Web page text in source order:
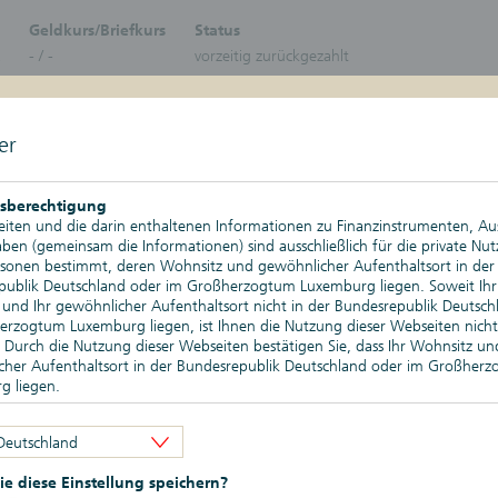
und die darin enthaltenen Informationen zu Finanzinstrumenten,
(gemeinsam die Informationen) sind ausschließlich für die private
bestimmt, deren Wohnsitz und gewöhnlicher Aufenthaltsort in der
Deutschland oder im Großherzogtum Luxemburg liegen. Soweit Ihr
Ihr gewöhnlicher Aufenthaltsort nicht in der Bundesrepublik
Luxemburg liegen, ist Ihnen die Nutzung dieser Webseiten nicht
die Nutzung dieser Webseiten bestätigen Sie, dass Ihr Wohnsitz
Aufenthaltsort in der Bundesrepublik Deutschland oder im
liegen.
Webseiten enthaltenen Informationen dürfen nicht außerhalb der der
Verkaufsbeschränkungen in den verschiedenen
diese Einstellung speichern?
Geldkurs/Briefkurs
- / -
Status
vorzeitig zurückgezahlt
5 J
Kurswerte
Änderung absolut
Änderung relativ
Tagestief
Historischer Höchststand
Tresor-
Depotgold